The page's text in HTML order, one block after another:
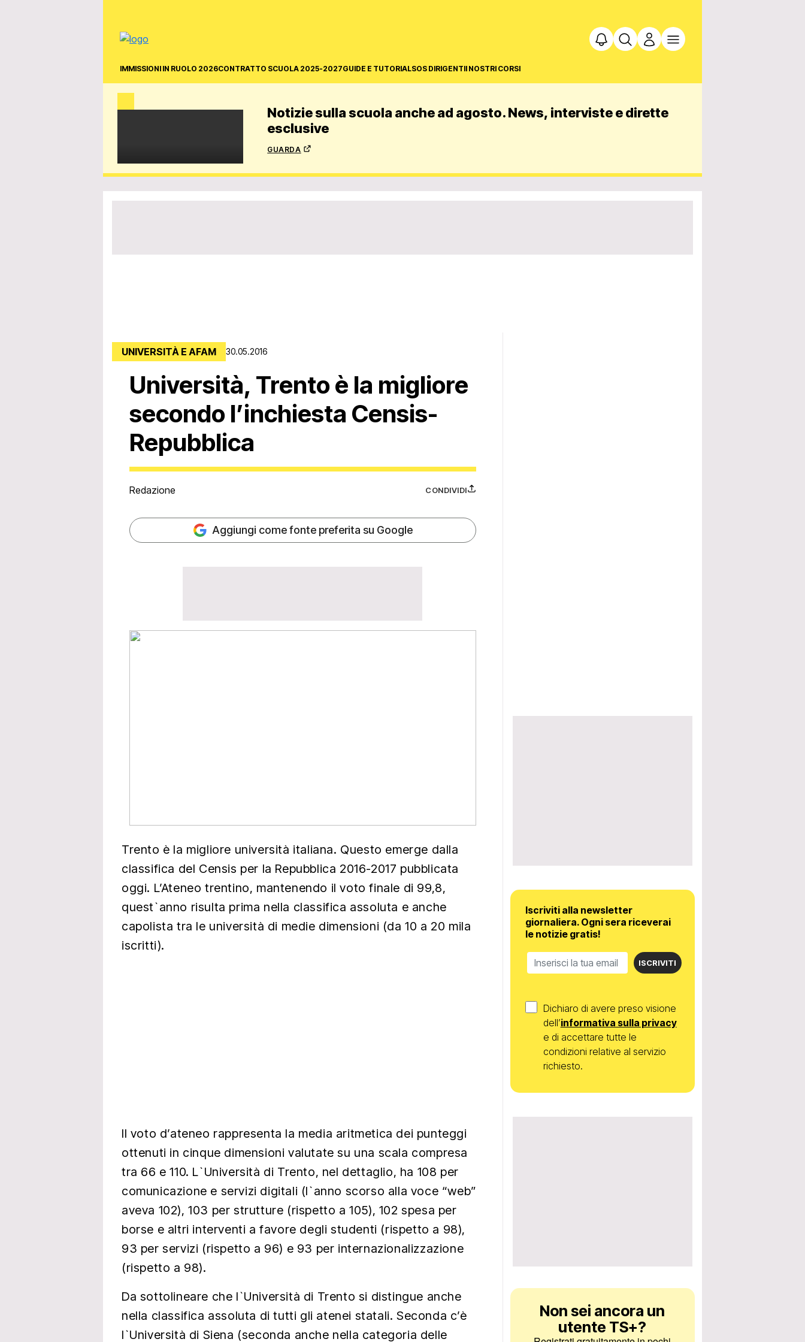
IMMISSIONI IN RUOLO 2026CONTRATTO SCUOLA 2025-2027GUIDE E TUTORIALSOS DIRIGENTII NOSTRI CORSI
Notizie sulla scuola anche ad agosto. News, interviste e dirette
esclusive
guarda
UNIVERSITÀ E AFAM 30.05.2016
Università, Trento è la migliore
secondo l’inchiesta Censis-
Repubblica
Redazione CONDIVIDI
Aggiungi come fonte preferita su Google
Trento è la migliore università italiana. Questo emerge dalla
classifica del Censis per la Repubblica 2016-2017 pubblicata
oggi. L’Ateneo trentino, mantenendo il voto finale di 99,8,
quest`anno risulta prima nella classifica assoluta e anche
capolista tra le università di medie dimensioni (da 10 a 20 mila
iscritti).
Il voto d’ateneo rappresenta la media aritmetica dei punteggi
ottenuti in cinque dimensioni valutate su una scala compresa
tra 66 e 110. L`Università di Trento, nel dettaglio, ha 108 per
comunicazione e servizi digitali (l`anno scorso alla voce “web”
aveva 102), 103 per strutture (rispetto a 105), 102 spesa per
borse e altri interventi a favore degli studenti (rispetto a 98),
93 per servizi (rispetto a 96) e 93 per internazionalizzazione
(rispetto a 98).
Da sottolineare che l`Università di Trento si distingue anche
nella classifica assoluta di tutti gli atenei statali. Seconda c’è
l`Università di Siena (seconda anche nella categoria delle
Iscriviti alla newsletter
giornaliera. Ogni sera riceverai
le notizie gratis!
ISCRIVITI
Dichiaro di avere preso visione
dell’informativa sulla privacy
e di accettare tutte le
condizioni relative al servizio
richiesto.
Non sei ancora un
utente TS+?